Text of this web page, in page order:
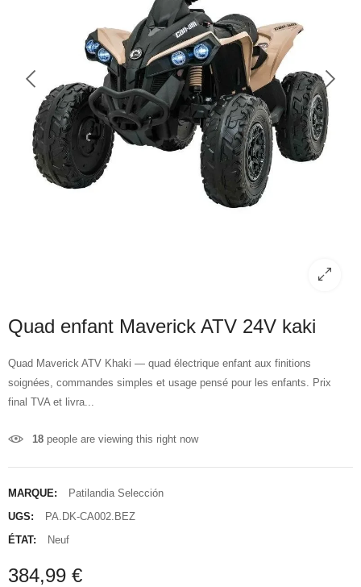
Quad enfant Maverick ATV 24V kaki
Quad Maverick ATV Khaki — quad électrique enfant aux finitions
soignées, commandes simples et usage pensé pour les enfants. Prix
final TVA et livra...
18 people are viewing this right now
MARQUE:
Patilandia Selección
UGS:
PA.DK-CA002.BEZ
ÉTAT:
Neuf
384,99 €